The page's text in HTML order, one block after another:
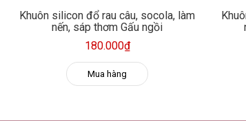
Khuôn silicon đổ rau câu, socola, làm
nến, sáp thơm Gấu ngồi
180.000₫
Mua hàng